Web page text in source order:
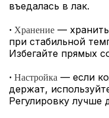
въедалась в лак.
· Хранение —
при стабильной
Избегайте прямых
· Настройка — если
держат,
Регулировку лучше